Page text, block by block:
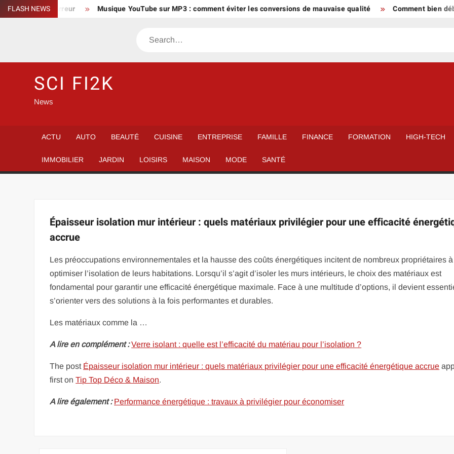
Skip
to
FLASH NEWS
taper sans erreur Musique YouTube sur MP3 : comment éviter les conversions de mauvaise qualité Comment bien
Search
SCI FI2K
News
ACTU AUTO BEAUTÉ CUISINE ENTREPRISE FAMILLE FINANCE FORMATION HIGH-TECH
IMMOBILIER JARDIN LOISIRS MAISON MODE SANTÉ
Épaisseur isolation mur intérieur : quels matériaux privilégier pour une efficacité
accrue
Les préoccupations environnementales et la hausse des coûts énergétiques incitent de nombreux propriétaires à
optimiser l’isolation de leurs habitations. Lorsqu’il s’agit d’isoler les murs intérieurs, le choix des matériaux est
fondamental pour garantir une efficacité énergétique maximale. Face à une multitude d’options, il devient
s’orienter vers des solutions à la fois performantes et durables.
Les matériaux comme la …
A lire en complément : Verre isolant : quelle est l’efficacité du matériau pour l’isolation ?
The post Épaisseur isolation mur intérieur : quels matériaux privilégier pour une efficacité énergétique accrue
first onTip Top Déco & Maison.
A lire également : Performance énergétique : travaux à privilégier pour économiser